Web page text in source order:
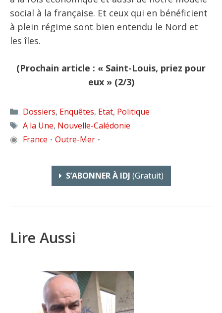
social à la française. Et ceux qui en bénéficient
à plein régime sont bien entendu le Nord et
les îles.
(Prochain article : « Saint-Louis, priez pour
eux » (2/3)
Catégories
Dossiers, Enquêtes, Etat, Politique
Étiquettes
A la Une, Nouvelle-Calédonie
◉ France • Outre-Mer •
S’ABONNER À IDJ (gratuit)
Lire Aussi